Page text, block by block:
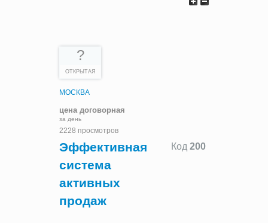
?
ОТКРЫТАЯ
МОСКВА
цена договорная
за день
2228 просмотров
Код 200
Эффективная
система
активных
продаж